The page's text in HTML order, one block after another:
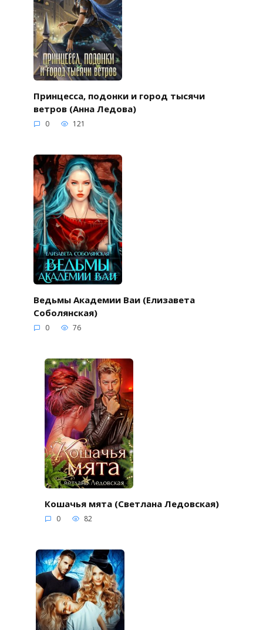
Принцесса, подонки и город тысячи
ветров (Анна Ледова)
0 121
Ведьмы Академии Ваи (Елизавета
Соболянская)
0 76
Кошачья мята (Светлана Ледовская)
0 82